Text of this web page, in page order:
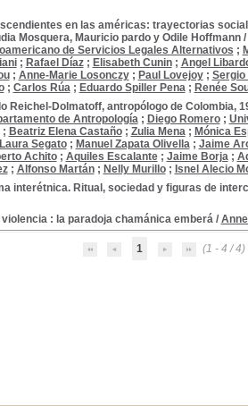
en las américas: trayectorias
Mosquera, Mauricio pardo y Odile Hoffmann/
de Servicios Legales Alternativos ;
; Rafael Díaz; Elisabeth Cunin; Angel
; Anne-Marie Losonczy; Paul Lovejoy; Sergio
; Carlos Rúa; Eduardo Spiller Pena; Renée
Reichel-Dolmatoff, antropólogo de Colombia,
de Antropología; Diego Romero;
; Beatriz Elena Castaño; Zulia Mena; Mónica
Segato; Manuel Zapata Olivella; Jaime
Achito; Aquiles Escalante; Jaime Borja;
; Alfonso Martán; Nelly Murillo; Isnel Alecio
interétnica. Ritual, sociedad y figuras de
violencia : la paradoja chamánica emberá/
1 (1 - 4 / 4)